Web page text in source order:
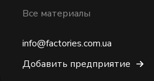
Все материалы
info@factories.com.ua
Добавить предприятие